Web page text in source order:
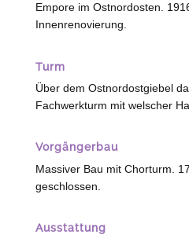
Empore im Ostnordosten.
Innenrenovierung.
Turm
Über dem Ostnordostgiebel
Fachwerkturm mit welscher
Vorgängerbau
Massiver Bau mit Chorturm.
geschlossen.
Ausstattung